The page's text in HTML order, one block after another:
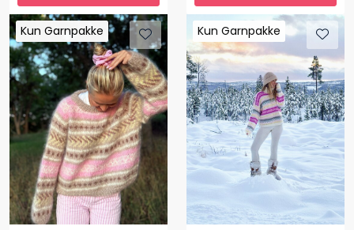
Kun Garnpakke
Kun Garnpakke Kun Garnpakke
Kun Garnpakke